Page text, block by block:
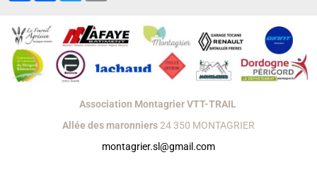
Association Montagrier VTT-TRAIL
Allée des maronniers24 350 MONTAGRIER
montagrier.sl@gmail.com